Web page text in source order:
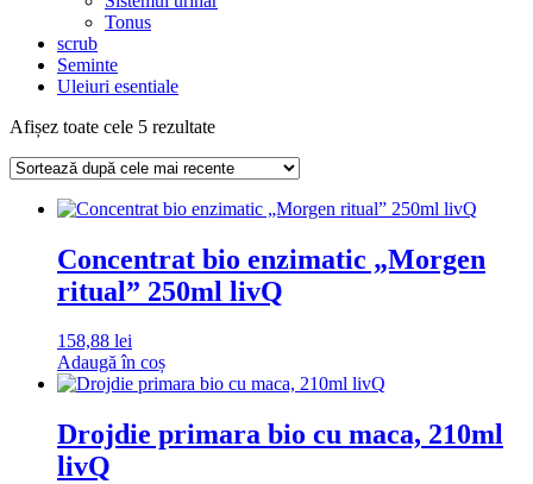
Tonus
scrub
Seminte
Uleiuri esentiale
Afișez toate cele 5 rezultateSortat
cele
recente
Concentrat bio enzimatic „Morgen
ritual” 250ml livQ
158,88 lei
Adaugă în coș
Drojdie primara bio cu maca, 210ml
livQ